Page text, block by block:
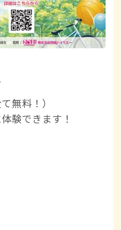
無料！）
験できます！